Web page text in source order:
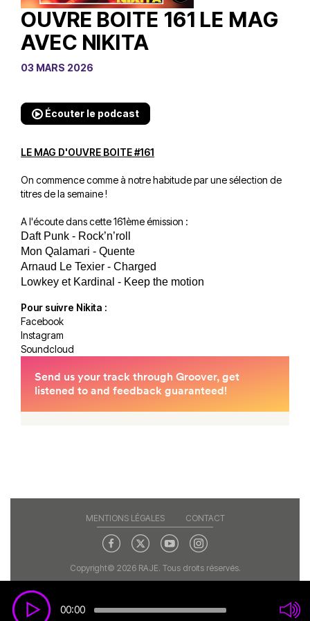
OUVRE BOITE 161 LE MAG
AVEC NIKITA
03 MARS 2026
Écouter le podcast
LE MAG D'OUVRE BOITE #161
On commence comme à notre habitude par une sélection de
titres de la semaine !
A l'écoute dans cette 161ème émission :
Daft Punk - Rock’n’roll
Mon Qalamari - Quente
Arnaud Le Texier - Charged
Lowkey et Kardinal - Keep the motion
Pour suivre Nikita :
Facebook
Instagram
Soundcloud
00:00
MENTIONS LÉGALES CONTACT
Copyright© 2026 RAJE. Tous droits réservés.